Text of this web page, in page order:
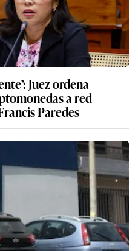
Juez ordena
a red
Paredes